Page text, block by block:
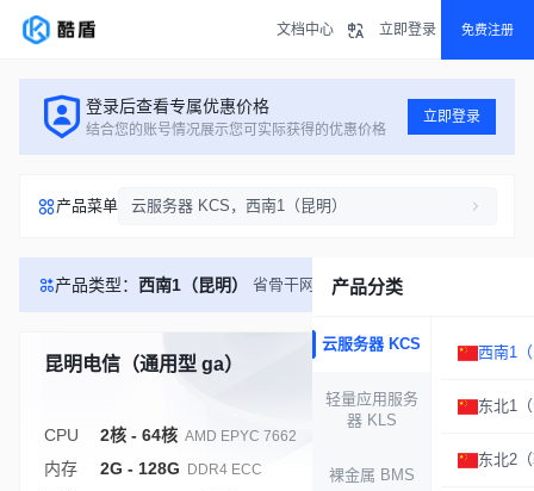
文档中心 立即登录 免费注册
登录后查看专属优惠价格
结合您的账号情况展示您可实际获得的优惠价格
立即登录
产品菜单 云服务器 KCS，西南1（昆明）
产品分类
云服务器 KCS
轻量应用服务
器 KLS
裸金属 BMS
西南1
东北1
东北2
产品类型： 西南1（昆明） 省骨干网 互联优秀
昆明电信（通用型 ga） 库存充足
CPU 2核 - 64核 AMD EPYC 7662
内存 2G - 128G DDR4 ECC